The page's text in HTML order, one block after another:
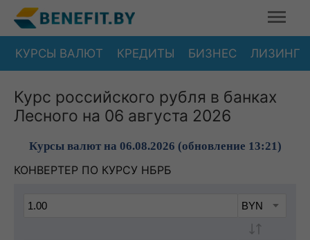
КУРСЫ ВАЛЮТ КРЕДИТЫ БИЗНЕС ЛИЗИНГ
Курс российского рубля в банках
Лесного на 06 августа 2026
Курсы валют на 06.08.2026 (обновление 13:21)
КОНВЕРТЕР ПО КУРСУ НБРБ